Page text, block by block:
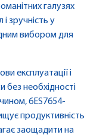
галузях
зручність у
вибором для
експлуатації і
без необхідності
6ES7654-
продуктивність
заощадити на